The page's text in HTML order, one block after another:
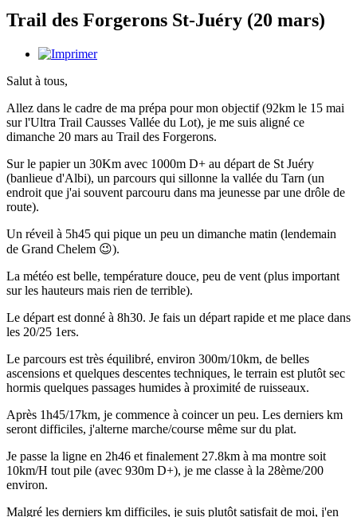
Trail des Forgerons St-Juéry (20 mars)
Salut à tous,
Allez dans le cadre de ma prépa pour mon objectif (92km le 15 mai
sur l'Ultra Trail Causses Vallée du Lot), je me suis aligné ce
dimanche 20 mars au Trail des Forgerons.
Sur le papier un 30Km avec 1000m D+ au départ de St Juéry
(banlieue d'Albi), un parcours qui sillonne la vallée du Tarn (un
endroit que j'ai souvent parcouru dans ma jeunesse par une drôle de
route).
Un réveil à 5h45 qui pique un peu un dimanche matin (lendemain
de Grand Chelem 😉).
La météo est belle, température douce, peu de vent (plus important
sur les hauteurs mais rien de terrible).
Le départ est donné à 8h30. Je fais un départ rapide et me place dans
les 20/25 1ers.
Le parcours est très équilibré, environ 300m/10km, de belles
ascensions et quelques descentes techniques, le terrain est plutôt sec
hormis quelques passages humides à proximité de ruisseaux.
Après 1h45/17km, je commence à coincer un peu. Les derniers km
seront difficiles, j'alterne marche/course même sur du plat.
Je passe la ligne en 2h46 et finalement 27.8km à ma montre soit
10km/H tout pile (avec 930m D+), je me classe à la 28ème/200
environ.
Malgré les derniers km difficiles, je suis plutôt satisfait de moi, j'en